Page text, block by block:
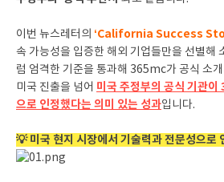
이번 뉴스레터의 ‘California Success
속 가능성을 입증한 해외 기업들만을 선별해
럼 엄격한 기준을 통과해 365mc가 공식 소
미국 진출을 넘어 미국 주정부의 공식 기관
으로 인정했다는 의미 있는 성과입니다.
💡 미국 현지 시장에서 기술력과 전문성으로